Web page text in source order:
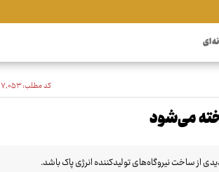
ای
کد مطلب:۷٬۰۵۳
می‌شود
از ساخت نیروگاه‌های تولیدکننده انرژی پاک باشد.